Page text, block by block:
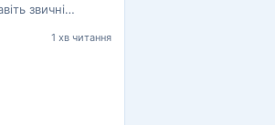
звичні…
1 хв читання